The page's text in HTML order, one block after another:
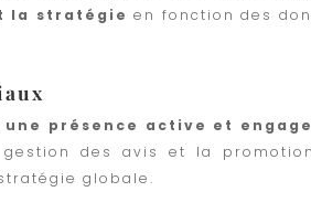
la stratégieen fonction des
une présence active et
des avis et la
globale.